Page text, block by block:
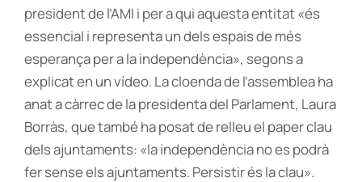
president de l’AMI i per a qui aquesta entitat «és
essencial i representa un dels espais de més
esperança per a la independència», segons a
explicat en un vídeo. La cloenda de l’assemblea ha
anat a càrrec de la presidenta del Parlament, Laura
Borràs, que també ha posat de relleu el paper clau
dels ajuntaments: «la independència no es podrà
fer sense els ajuntaments. Persistir és la clau».